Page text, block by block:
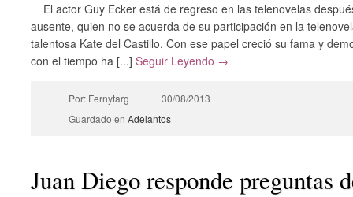
El actor Guy Ecker está de regreso en las telenovelas
ausente, quien no se acuerda de su participación en la
talentosa Kate del Castillo. Con ese papel creció su fama y
con el tiempo ha [...]Seguir Leyendo →
Por: Fernytarg
30/08/2013
Guardado en Adelantos
Juan Diego responde preguntas